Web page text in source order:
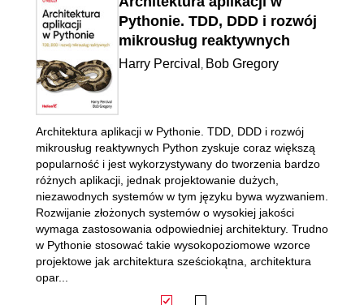
Pythonie. TDD, DDD i rozwój
mikrousług reaktywnych
Harry Percival , Bob Gregory
Architektura aplikacji w Pythonie. TDD, DDD i rozwój
mikrousług reaktywnych Python zyskuje coraz większą
popularność i jest wykorzystywany do tworzenia bardzo
różnych aplikacji, jednak projektowanie dużych,
niezawodnych systemów w tym języku bywa wyzwaniem.
Rozwijanie złożonych systemów o wysokiej jakości
wymaga zastosowania odpowiedniej architektury. Trudno
w Pythonie stosować takie wysokopoziomowe wzorce
projektowe jak architektura sześciokątna, architektura
opar...